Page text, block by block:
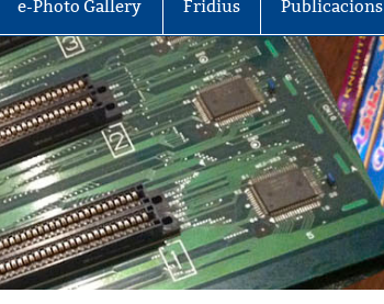
e-Photo Gallery Fridius Publicacions